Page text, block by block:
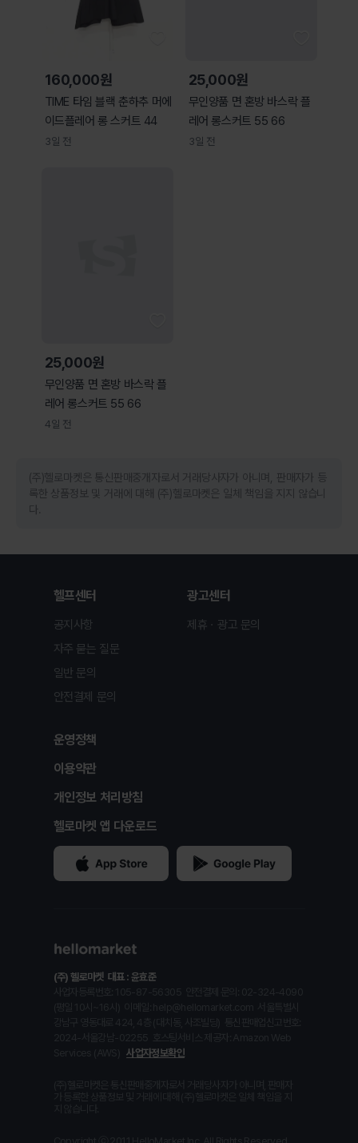
160,000원
TIME 타임 블랙 춘하추 머에
이드플레어 롱 스커트 44
3일 전
25,000원
무인양품 면 혼방 바스락 플
레어 롱스커트 55 66
3일 전
25,000원
무인양품 면 혼방 바스락 플
레어 롱스커트 55 66
4일 전
(주)헬로마켓은 통신판매중개자로서 거래당사자가 아니며, 판매자가 등
록한 상품정보 및 거래에 대해 (주)헬로마켓은 일체 책임을 지지 않습니
다.
헬프센터
공지사항
자주 묻는 질문
일반 문의
안전결제 문의
광고센터
제휴ㆍ광고 문의
운영정책
이용약관
개인정보 처리방침
헬로마켓 앱 다운로드
(주) 헬로마켓 대표 : 윤효준
사업자정보확인